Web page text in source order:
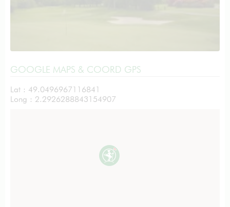
GOOGLE MAPS & COORD GPS
Lat : 49.0496967116841
Long : 2.2926288843154907